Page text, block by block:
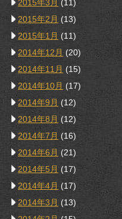
2015年3月 (11)
2015年2月 (13)
2015年1月 (11)
2014年12月 (20)
2014年11月 (15)
2014年10月 (17)
2014年9月 (12)
2014年8月 (12)
2014年7月 (16)
2014年6月 (21)
2014年5月 (17)
2014年4月 (17)
2014年3月 (13)